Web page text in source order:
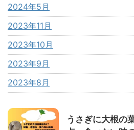
2024年5月
2023年11月
2023年10月
2023年9月
2023年8月
うさぎに大根の